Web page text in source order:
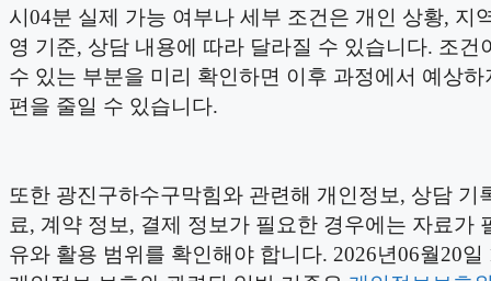
시04분 실제 가능 여부나 세부 조건은 개인 상황, 지
영 기준, 상담 내용에 따라 달라질 수 있습니다. 조건
수 있는 부분을 미리 확인하면 이후 과정에서 예상하
편을 줄일 수 있습니다.
또한 광진구하수구막힘와 관련해 개인정보, 상담 기
료, 계약 정보, 결제 정보가 필요한 경우에는 자료가
유와 활용 범위를 확인해야 합니다. 2026년06월20일